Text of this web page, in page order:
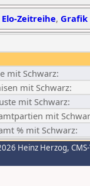
Zeitreihe, Grafik
mit Schwarz:
mit Schwarz:
mit Schwarz:
mit
% mit Schwarz:
Heinz Herzog,